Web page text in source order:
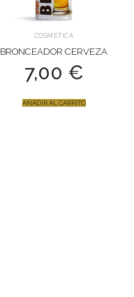
COSMÉTICA
BRONCEADOR CERVEZA
7,00 €
AÑADIR AL CARRITO